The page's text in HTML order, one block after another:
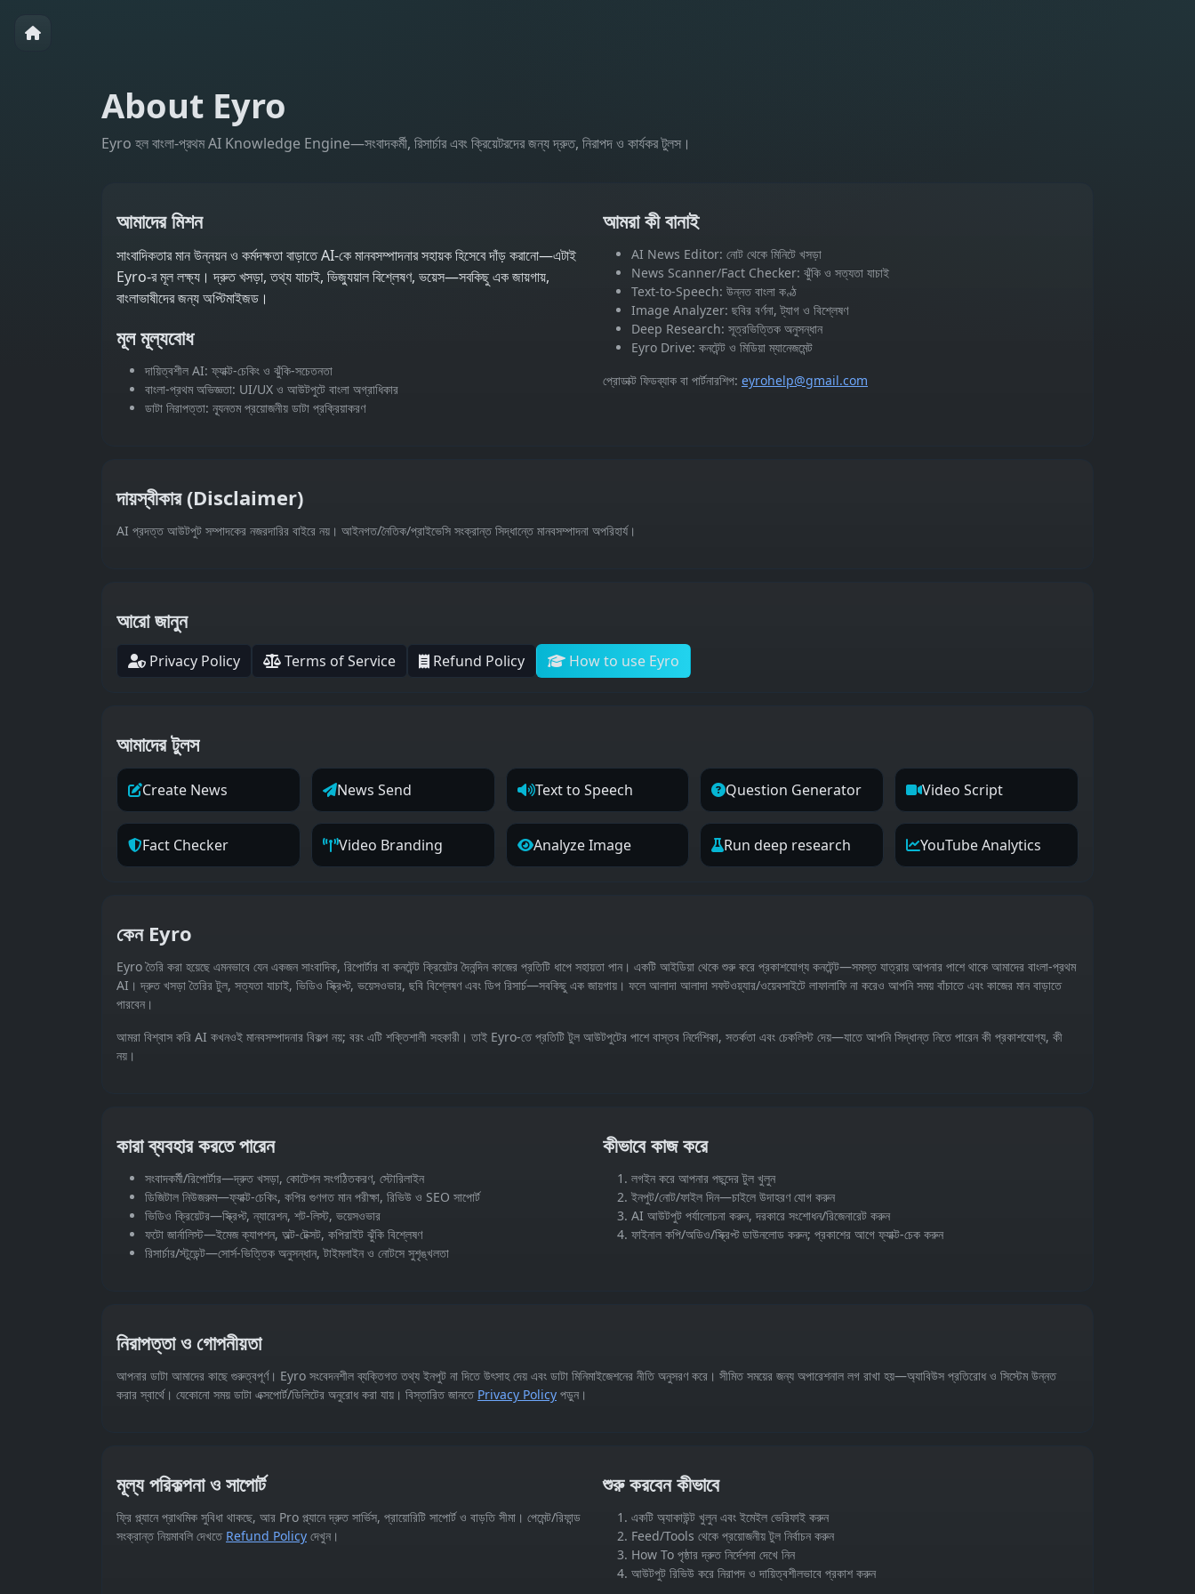
About Eyro
Eyro হল বাংলা‑প্রথম AI Knowledge Engine—সংবাদকর্মী, রিসার্চার এবং ক্রিয়েটরদের জন্য দ্রুত, নিরাপদ ও কার্যকর টুলস।
আমাদের মিশন
সাংবাদিকতার মান উন্নয়ন ও কর্মদক্ষতা বাড়াতে AI‑কে মানবসম্পাদনার সহায়ক হিসেবে দাঁড় করানো—এটাই
Eyro‑র মূল লক্ষ্য। দ্রুত খসড়া, তথ্য যাচাই, ভিজ্যুয়াল বিশ্লেষণ, ভয়েস—সবকিছু এক জায়গায়,
বাংলাভাষীদের জন্য অপ্টিমাইজড।
মূল মূল্যবোধ
দায়িত্বশীল AI: ফ্যাক্ট‑চেকিং ও ঝুঁকি‑সচেতনতা
বাংলা‑প্রথম অভিজ্ঞতা: UI/UX ও আউটপুটে বাংলা অগ্রাধিকার
ডাটা নিরাপত্তা: ন্যূনতম প্রয়োজনীয় ডাটা প্রক্রিয়াকরণ
আমরা কী বানাই
AI News Editor: নোট থেকে মিনিটে খসড়া
News Scanner/Fact Checker: ঝুঁকি ও সত্যতা যাচাই
Text‑to‑Speech: উন্নত বাংলা কণ্ঠ
Image Analyzer: ছবির বর্ণনা, ট্যাগ ও বিশ্লেষণ
Deep Research: সূত্রভিত্তিক অনুসন্ধান
Eyro Drive: কনটেন্ট ও মিডিয়া ম্যানেজমেন্ট
প্রোডাক্ট ফিডব্যাক বা পার্টনারশিপ: eyrohelp@gmail.com
দায়স্বীকার (Disclaimer)
AI প্রদত্ত আউটপুট সম্পাদকের নজরদারির বাইরে নয়। আইনগত/নৈতিক/প্রাইভেসি সংক্রান্ত সিদ্ধান্তে মানবসম্পাদনা অপরিহার্য।
আরো জানুন
Privacy Policy Terms of Service Refund Policy How to use Eyro
আমাদের টুলস
Create News News Send Text to Speech Question Generator Video Script
Fact Checker Video Branding Analyze Image Run deep research YouTube Analytics
কেন Eyro
Eyro তৈরি করা হয়েছে এমনভাবে যেন একজন সাংবাদিক, রিপোর্টার বা কনটেন্ট ক্রিয়েটর দৈনন্দিন কাজের প্রতিটি ধাপে সহায়তা পান। একটি আইডিয়া থেকে শুরু করে প্রকাশযোগ্য কনটেন্ট—সমস্ত যাত্রায় আপনার পাশে থাকে আমাদের বাংলা‑প্রথম
AI। দ্রুত খসড়া তৈরির টুল, সত্যতা যাচাই, ভিডিও স্ক্রিপ্ট, ভয়েসওভার, ছবি বিশ্লেষণ এবং ডিপ রিসার্চ—সবকিছু এক জায়গায়। ফলে আলাদা আলাদা সফটওয়্যার/ওয়েবসাইটে লাফালাফি না করেও আপনি সময় বাঁচাতে এবং কাজের মান বাড়াতে
পারবেন।
আমরা বিশ্বাস করি AI কখনওই মানবসম্পাদনার বিকল্প নয়; বরং এটি শক্তিশালী সহকারী। তাই Eyro‑তে প্রতিটি টুল আউটপুটের পাশে বাস্তব নির্দেশিকা, সতর্কতা এবং চেকলিস্ট দেয়—যাতে আপনি সিদ্ধান্ত নিতে পারেন কী প্রকাশযোগ্য, কী
নয়।
কারা ব্যবহার করতে পারেন
সংবাদকর্মী/রিপোর্টার—দ্রুত খসড়া, কোটেশন সংগঠিতকরণ, স্টোরিলাইন
ডিজিটাল নিউজরুম—ফ্যাক্ট‑চেকিং, কপির গুণগত মান পরীক্ষা, রিভিউ ও SEO সাপোর্ট
ভিডিও ক্রিয়েটর—স্ক্রিপ্ট, ন্যারেশন, শট‑লিস্ট, ভয়েসওভার
ফটো জার্নালিস্ট—ইমেজ ক্যাপশন, অল্ট‑টেক্সট, কপিরাইট ঝুঁকি বিশ্লেষণ
রিসার্চার/স্টুডেন্ট—সোর্স‑ভিত্তিক অনুসন্ধান, টাইমলাইন ও নোটসে সুশৃঙ্খলতা
কীভাবে কাজ করে
লগইন করে আপনার পছন্দের টুল খুলুন
ইনপুট/নোট/ফাইল দিন—চাইলে উদাহরণ যোগ করুন
AI আউটপুট পর্যালোচনা করুন, দরকারে সংশোধন/রিজেনারেট করুন
ফাইনাল কপি/অডিও/স্ক্রিপ্ট ডাউনলোড করুন; প্রকাশের আগে ফ্যাক্ট‑চেক করুন
নিরাপত্তা ও গোপনীয়তা
আপনার ডাটা আমাদের কাছে গুরুত্বপূর্ণ। Eyro সংবেদনশীল ব্যক্তিগত তথ্য ইনপুট না দিতে উৎসাহ দেয় এবং ডাটা মিনিমাইজেশনের নীতি অনুসরণ করে। সীমিত সময়ের জন্য অপারেশনাল লগ রাখা হয়—অ্যাবিউস প্রতিরোধ ও সিস্টেম উন্নত
করার স্বার্থে। যেকোনো সময় ডাটা এক্সপোর্ট/ডিলিটের অনুরোধ করা যায়। বিস্তারিত জানতে Privacy Policy পড়ুন।
মূল্য পরিকল্পনা ও সাপোর্ট
ফ্রি প্ল্যানে প্রাথমিক সুবিধা থাকছে, আর Pro প্ল্যানে দ্রুত সার্ভিস, প্রায়োরিটি সাপোর্ট ও বাড়তি সীমা। পেমেন্ট/রিফান্ড
সংক্রান্ত নিয়মাবলি দেখতে Refund Policy দেখুন।
শুরু করবেন কীভাবে
একটি অ্যাকাউন্ট খুলুন এবং ইমেইল ভেরিফাই করুন
Feed/Tools থেকে প্রয়োজনীয় টুল নির্বাচন করুন
How To পৃষ্ঠার দ্রুত নির্দেশনা দেখে নিন
আউটপুট রিভিউ করে নিরাপদ ও দায়িত্বশীলভাবে প্রকাশ করুন